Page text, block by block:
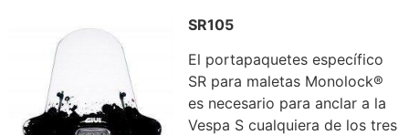
SR105
El portapaquetes específico
SR para maletas Monolock®
es necesario para anclar a la
Vespa S cualquiera de los tres